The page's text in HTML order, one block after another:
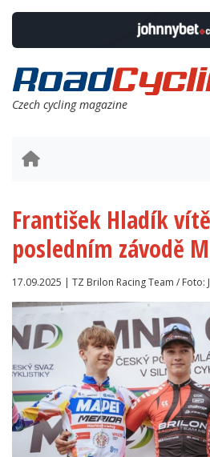
Czech cycling magazine
František Hladík
posledním závodě
17.09.2025 | TZ Brilon Racing Team / Foto: